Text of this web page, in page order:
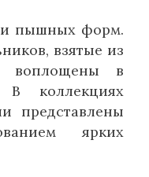
пышных форм.
взятые из
воплощены в
коллекциях
представлены
ярких